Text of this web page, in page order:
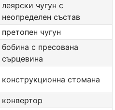
леярски чугун с
неопределен състав
претопен чугун
бобина с пресована
сърцевина
конструкционна стомана
конвертор